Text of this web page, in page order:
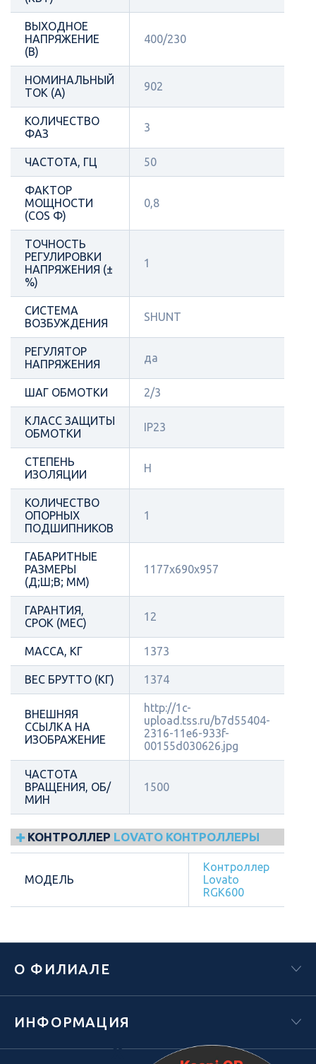
ВЫХОДНОЕ
НАПРЯЖЕНИЕ
(В)
400/230
НОМИНАЛЬНЫЙ
ТОК (А)
902
КОЛИЧЕСТВО
ФАЗ
3
ЧАСТОТА, ГЦ 50
ФАКТОР
МОЩНОСТИ
(COS Φ)
0,8
ТОЧНОСТЬ
РЕГУЛИРОВКИ
НАПРЯЖЕНИЯ (±
%)
1
СИСТЕМА
ВОЗБУЖДЕНИЯ
SHUNT
РЕГУЛЯТОР
НАПРЯЖЕНИЯ
да
ШАГ ОБМОТКИ 2/3
КЛАСС ЗАЩИТЫ
ОБМОТКИ
IP23
СТЕПЕНЬ
ИЗОЛЯЦИИ
H
КОЛИЧЕСТВО
ОПОРНЫХ
ПОДШИПНИКОВ
1
ГАБАРИТНЫЕ
РАЗМЕРЫ
(Д;Ш;В; ММ)
1177х690х957
ГАРАНТИЯ,
СРОК (МЕС)
12
МАССА, КГ 1373
ВЕС БРУТТО (КГ) 1374
ВНЕШНЯЯ
ССЫЛКА НА
ИЗОБРАЖЕНИЕ
http://1c-
upload.tss.ru/b7d55404-
2316-11e6-933f-
00155d030626.jpg
ЧАСТОТА
ВРАЩЕНИЯ, ОБ/
МИН
1500
КОНТРОЛЛЕР LOVATO КОНТРОЛЛЕРЫ
МОДЕЛЬ
Контроллер
Lovato
RGK600
Х
О ФИЛИАЛЕ
ИНФОРМАЦИЯ